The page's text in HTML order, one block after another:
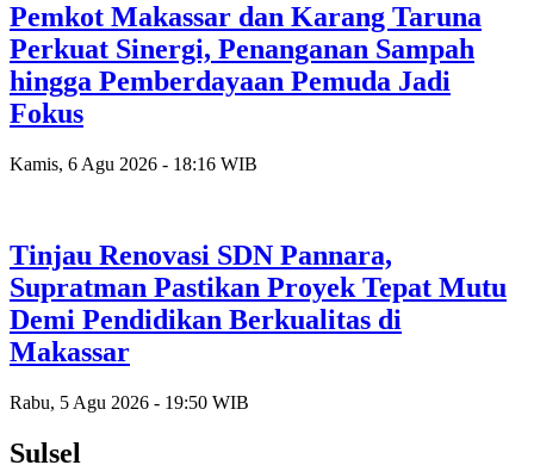
Pemkot Makassar dan Karang Taruna
Perkuat Sinergi, Penanganan Sampah
hingga Pemberdayaan Pemuda Jadi
Fokus
Kamis, 6 Agu 2026 - 18:16 WIB
Tinjau Renovasi SDN Pannara,
Supratman Pastikan Proyek Tepat Mutu
Demi Pendidikan Berkualitas di
Makassar
Rabu, 5 Agu 2026 - 19:50 WIB
Sulsel